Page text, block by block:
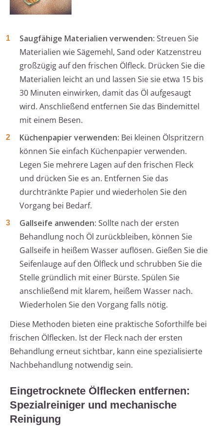
Saugfähige Materialien verwenden: Streuen Sie
Materialien wie Sägemehl, Sand oder Katzenstreu
großzügig auf den frischen Ölfleck. Drücken Sie die
Materialien leicht an und lassen Sie sie etwa 15 bis
30 Minuten einwirken, damit das Öl aufgesaugt
wird. Anschließend entfernen Sie das Bindemittel
mit einem Besen.
Küchenpapier verwenden: Bei kleinen Ölspritzern
können Sie einfach Küchenpapier verwenden.
Legen Sie mehrere Lagen auf den frischen Fleck
und drücken Sie es an. Entfernen Sie das
durchtränkte Papier und wiederholen Sie den
Vorgang bei Bedarf.
Gallseife anwenden: Sollte nach der ersten
Behandlung noch Öl zurückbleiben, können Sie
Gallseife in heißem Wasser auflösen. Gießen Sie die
Seifenlauge auf den Ölfleck und schrubben Sie die
Stelle gründlich mit einer Bürste. Spülen Sie
anschließend mit klarem, heißem Wasser nach.
Wiederholen Sie den Vorgang falls nötig.
Diese Methoden bieten eine praktische Soforthilfe bei
frischen Ölflecken. Ist der Fleck nach der ersten
Behandlung erneut sichtbar, kann eine spezialisierte
Nachbehandlung notwendig sein.
Eingetrocknete Ölflecken entfernen:
Spezialreiniger und mechanische
Reinigung